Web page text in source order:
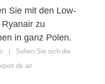
Sie mit den Low-
zu
in ganz Polen.
| Sehen Sie sich die
an